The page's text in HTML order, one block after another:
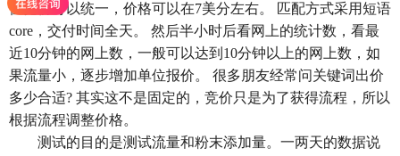
位竞价可以统一，价格可以在7美分左右。 匹配方式采用短语
core，交付时间全天。 然后半小时后看网上的统计数，看最
近10分钟的网上数，一般可以达到10分钟以上的网上数，如
果流量小，逐步增加单位报价。 很多朋友经常问关键词出价
多少合适? 其实这不是固定的，竞价只是为了获得流程，所以
根据流程调整价格。
测试的目的是测试流量和粉末添加量。一两天的数据说